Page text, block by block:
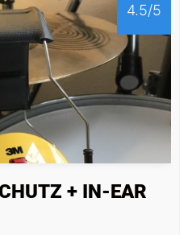
4.5/5
+ IN-EAR